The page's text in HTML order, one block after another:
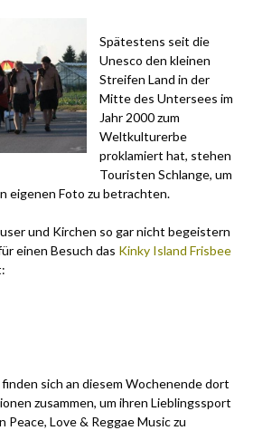
Spätestens seit die
Unesco den kleinen
Streifen Land in der
Mitte des Untersees im
Jahr 2000 zum
Weltkulturerbe
proklamiert hat, stehen
Touristen Schlange, um
eigenen Foto zu betrachten.
und Kirchen so gar nicht begeistern
einen Besuch das Kinky Island Frisbee
sich an diesem Wochenende dort
zusammen, um ihren Lieblingssport
Peace, Love & Reggae Music zu